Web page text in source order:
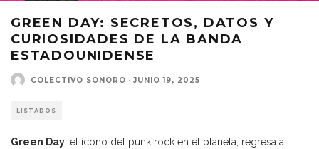
GREEN DAY: SECRETOS, DATOS Y
CURIOSIDADES DE LA BANDA
ESTADOUNIDENSE
COLECTIVO SONORO · JUNIO 19, 2025
LISTADOS
Green Day, el ícono del punk rock en el planeta, regresa a